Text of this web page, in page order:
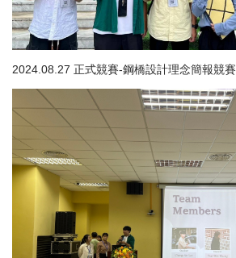
2024.08.27 正式競賽-鋼橋設計理念簡報競賽